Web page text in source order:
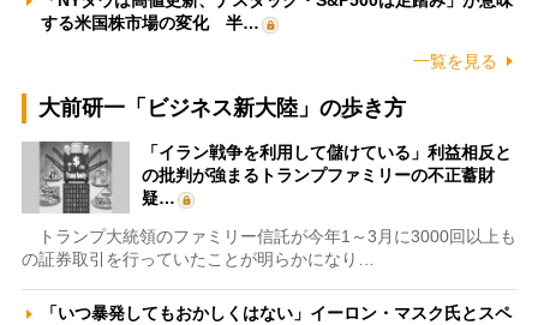
する米国株市場の変化 半…
一覧を見る
大前研一「ビジネス新大陸」の歩き方
「イラン戦争を利用して儲けている」利益相反と
の批判が強まるトランプファミリーの不正蓄財
疑…
トランプ大統領のファミリー信託が今年1～3月に3000回以上も
の証券取引を行っていたことが明らかになり…
「いつ暴発してもおかしくはない」イーロン・マスク氏とスペ